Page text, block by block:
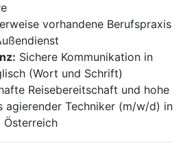
vorhandene Berufspraxis
Sichere Kommunikation in
(Wort und Schrift)
Reisebereitschaft und hohe
agierender Techniker (m/w/d) in
Österreich